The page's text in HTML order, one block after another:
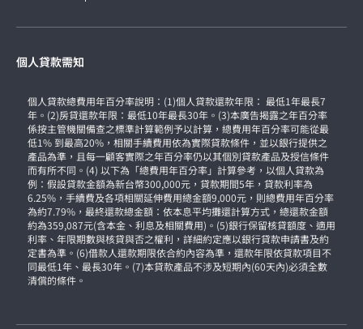
個人貸款需知
個人貸款總費用年百分率說明：(1)個人貸款還款年限： 最低1年最長7
年。(2)房貸還款年限：最低10年最長30年。(3)本廣告揭露之年百分率
係按主管機關備查之標準計算範例予以計算，總費用年百分率可能從最
低1% 到最高20%，相關手續費用依為實際貸款條件，並以銀行提供之
產品為準，且每一顧客實際之年百分率仍以其個別貸款產品及授信條件
而有所不同。(4) 以下為「總費用年百分率」計算參考，以個人貸款為
例：假設貸款金額為新台幣300,000元，貸款期間5年，貸款利率為
6.25%，手續費及各項相關延伸費用總金額9,000元，則總費用年百分率
為約7.79%，最終還款總金額：依本息平均攤還計算方式，總還款金額
約為359,087元(含本金、利息及相關費用)。(5)銀行保留核貸額度、適用
利率、年限期數與核貸與否之權利，詳細約定應以銀行貸款申請書及約
定書為準。(6)借款人還款期限依合約內容為準，還款年限依貸款項目不
同最低1年、最長30年。(7)本貸款產品不涉及短期內(60天內)必須全數
清償的條件。